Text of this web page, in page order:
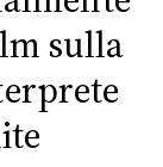
sulla